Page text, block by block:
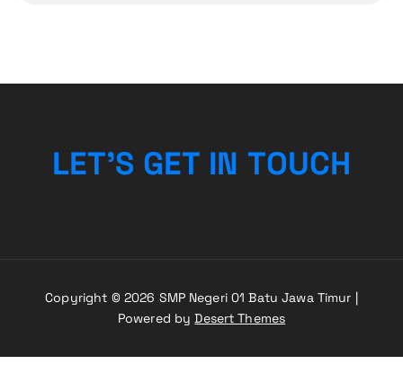
LET’S GET IN TOUCH
Copyright © 2026 SMP Negeri 01 Batu Jawa Timur |
Powered byDesert Themes